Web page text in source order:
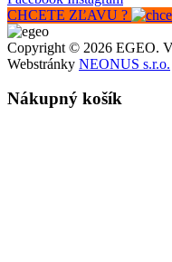
CHCETE ZĽAVU ?
Copyright © 2026 EGEO.
Webstránky NEONUS s.r.o.
Nákupný košík